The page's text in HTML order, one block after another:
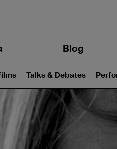
Blog
Talks & Debates